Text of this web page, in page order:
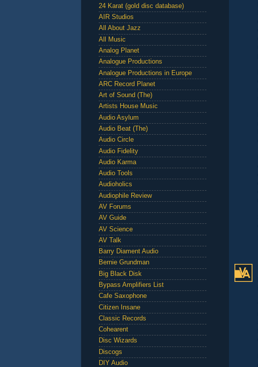
24 Karat (gold disc database)
AIR Studios
All About Jazz
All Music
Analog Planet
Analogue Productions
Analogue Productions in Europe
ARC Record Planet
Art of Sound (The)
Artists House Music
Audio Asylum
Audio Beat (The)
Audio Circle
Audio Fidelity
Audio Karma
Audio Tools
Audioholics
Audiophile Review
AV Forums
AV Guide
AV Science
AV Talk
Barry Diament Audio
Bernie Grundman
Big Black Disk
Bypass Amplifiers List
Cafe Saxophone
Citizen Insane
Classic Records
Cohearent
Disc Wizards
Discogs
DIY Audio